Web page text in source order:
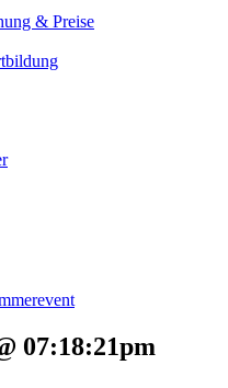
& Preise
07:18:21pm